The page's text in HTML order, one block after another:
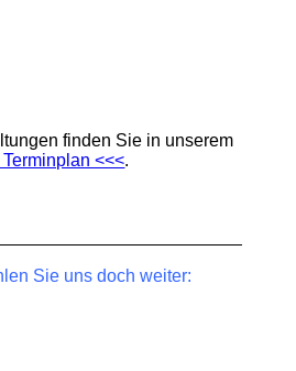
finden Sie in unserem
Terminplan <<<.
Sie uns doch weiter: